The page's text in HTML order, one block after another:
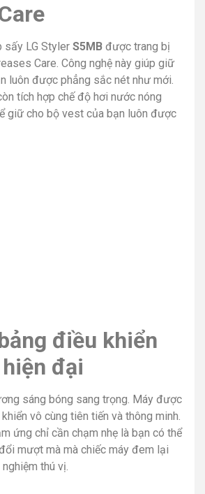
sấy LG Styler S5MB được trang bị
Care. Công nghệ này giúp giữ
luôn được phẳng sắc nét như mới.
tích hợp chế độ hơi nước nóng
giữ cho bộ vest của bạn luôn được
điều khiển
đại
sáng bóng sang trọng. Máy được
vô cùng tiên tiến và thông minh.
ứng chỉ cần chạm nhẹ là bạn có thể
mượt mà mà chiếc máy đem lại
thú vị.